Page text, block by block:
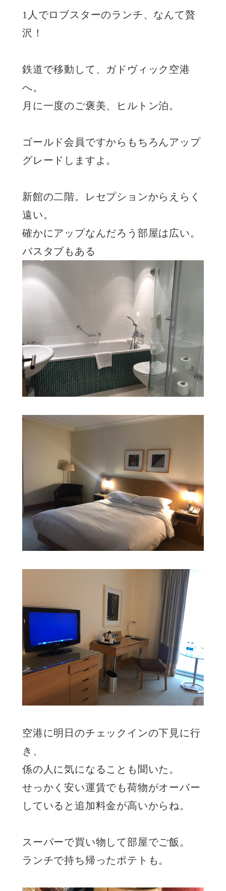
1人でロブスターのランチ、なんて贅
沢！
鉄道で移動して、ガドヴィック空港
へ。
月に一度のご褒美、ヒルトン泊。
ゴールド会員ですからもちろんアップ
グレードしますよ。
新館の二階。レセプションからえらく
遠い。
確かにアップなんだろう部屋は広い。
バスタブもある
空港に明日のチェックインの下見に行
き、
係の人に気になることも聞いた。
せっかく安い運賃でも荷物がオーバー
していると追加料金が高いからね。
スーパーで買い物して部屋でご飯。
ランチで持ち帰ったポテトも。